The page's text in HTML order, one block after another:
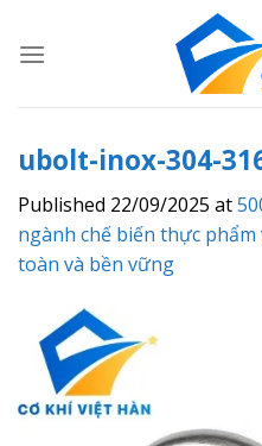
ubolt-inox-304-
Published 22/09/2025 at
ngành chế biến thực
toàn và bền vững